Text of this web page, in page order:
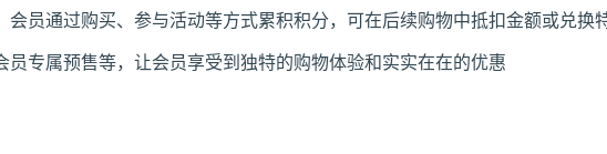
员通过购买、参与活动等方式累积积分，可在后续购物中抵扣金额或兑换
专属预售等，让会员享受到独特的购物体验和实实在在的优惠